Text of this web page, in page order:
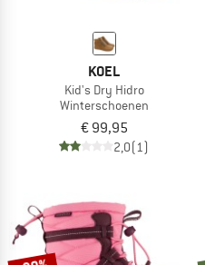
KOEL
Kid's Dry Hidro
Winterschoenen
€ 99,95
2,0(1)